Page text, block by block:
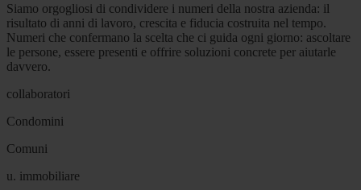
Siamo orgogliosi di condividere i numeri della nostra azienda: il
risultato di anni di lavoro, crescita e fiducia costruita nel tempo.
Numeri che confermano la scelta che ci guida ogni giorno: ascoltare
le persone, essere presenti e offrire soluzioni concrete per aiutarle
davvero.
collaboratori
Condomini
Comuni
u. immobiliare